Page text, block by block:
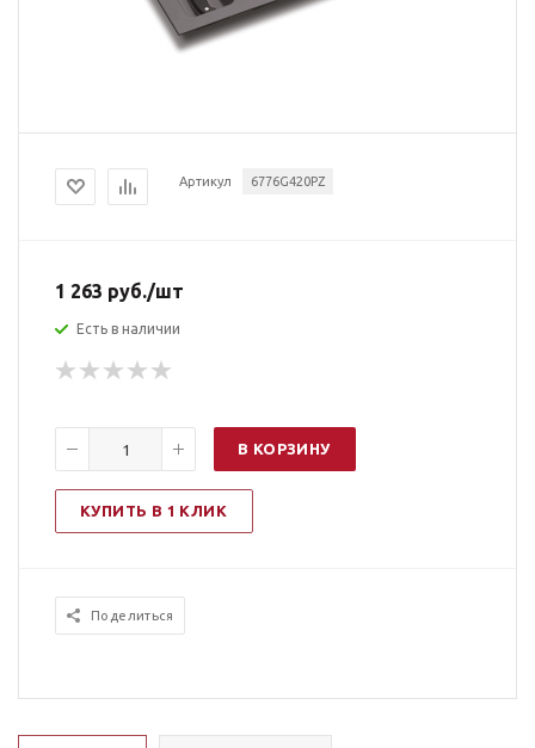
Артикул 6776G420PZ
1 263 руб./шт
Есть в наличии
В КОРЗИНУ
КУПИТЬ В 1 КЛИК
Поделиться